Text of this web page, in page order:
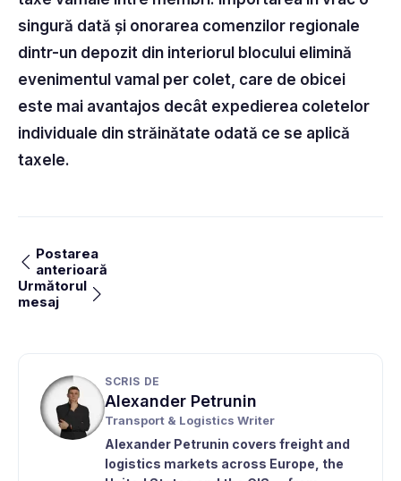
singură dată și onorarea comenzilor regionale
dintr-un depozit din interiorul blocului elimină
evenimentul vamal per colet, care de obicei
este mai avantajos decât expedierea coletelor
individuale din străinătate odată ce se aplică
taxele.
Postarea
anterioară
Următorul
mesaj
SCRIS DE
Alexander Petrunin
Transport & Logistics Writer
Alexander Petrunin covers freight and
logistics markets across Europe, the